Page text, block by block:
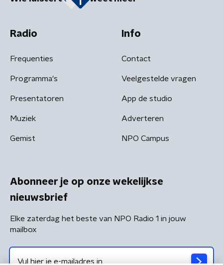
Radio
Frequenties
Programma's
Presentatoren
Muziek
Gemist
Info
Contact
Veelgestelde vragen
App de studio
Adverteren
NPO Campus
Abonneer je op onze wekelijkse
nieuwsbrief
Elke zaterdag het beste van NPO Radio 1 in jouw
mailbox